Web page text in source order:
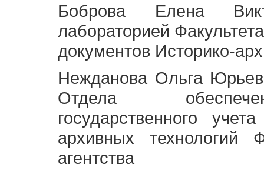
Боброва Елена
лабораторией
документов Историко-
Нежданова Ольга
Отдела
государственного
архивных технологий
агентства